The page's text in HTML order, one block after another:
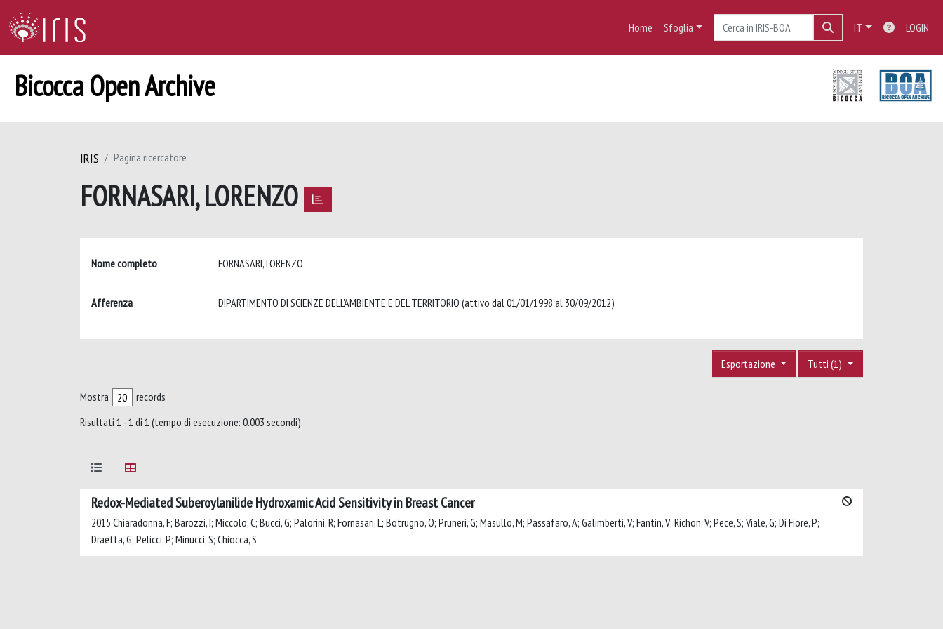
Home Sfoglia IT LOGIN
Bicocca Open Archive
IRIS Pagina ricercatore
FORNASARI, LORENZO
Nome completo FORNASARI, LORENZO
Afferenza DIPARTIMENTO DI SCIENZE DELL'AMBIENTE E DEL TERRITORIO (attivo dal 01/01/1998 al 30/09/2012)
Tutti (1)
Esportazione
Mostra
records
Risultati 1 - 1 di 1 (tempo di esecuzione: 0.003 secondi).
Redox-Mediated Suberoylanilide Hydroxamic Acid Sensitivity in Breast Cancer
2015 Chiaradonna, F; Barozzi, I; Miccolo, C; Bucci, G; Palorini, R; Fornasari, L; Botrugno, O; Pruneri, G; Masullo, M; Passafaro, A; Galimberti, V; Fantin, V; Richon, V; Pece, S; Viale, G; Di Fiore, P;
Draetta, G; Pelicci, P; Minucci, S; Chiocca, S